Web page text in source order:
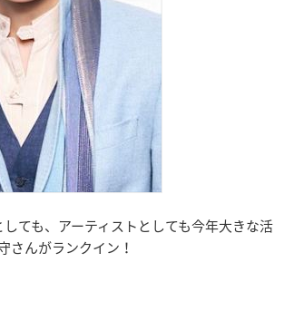
ても、アーティストとしても今年大きな活
さんがランクイン！